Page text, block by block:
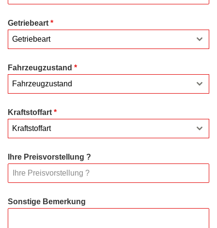
Getriebeart *
Getriebeart
Fahrzeugzustand *
Fahrzeugzustand
Kraftstoffart *
Kraftstoffart
Ihre Preisvorstellung ?
Sonstige Bemerkung